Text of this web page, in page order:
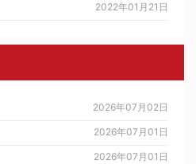
2022年01月21日
2026年07月02日
2026年07月01日
2026年07月01日